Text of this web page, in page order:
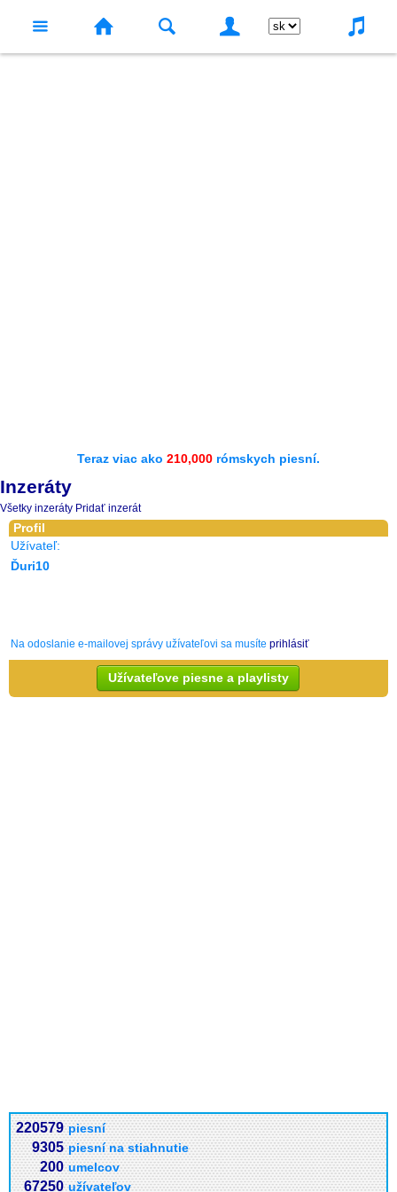
Teraz viac ako 210,000 rómskych piesní.
Inzeráty
Všetky inzeráty Pridať inzerát
Profil
Užívateľ:
Ďuri10
Na odoslanie e-mailovej správy užívateľovi sa musíte prihlásiť
Užívateľove piesne a playlisty
220579 piesní
9305 piesní na stiahnutie
200 umelcov
67250 užívateľov